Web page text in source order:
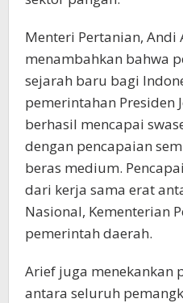
Menteri Pertanian, Andi
menambahkan bahwa
sejarah baru bagi
pemerintahan Presiden
berhasil mencapai
dengan pencapaian
beras medium.
dari kerja sama erat
Nasional, Kementerian
pemerintah daerah.
Arief juga menekankan
antara seluruh